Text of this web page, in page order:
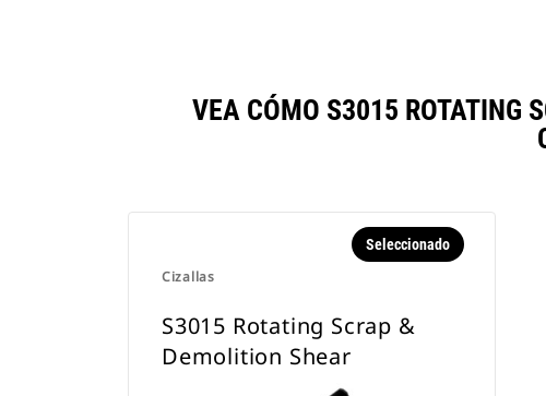
VEA CÓMO S3015 ROTATING
Cizallas
Seleccionado
S3015 Rotating Scrap &
Demolition Shear